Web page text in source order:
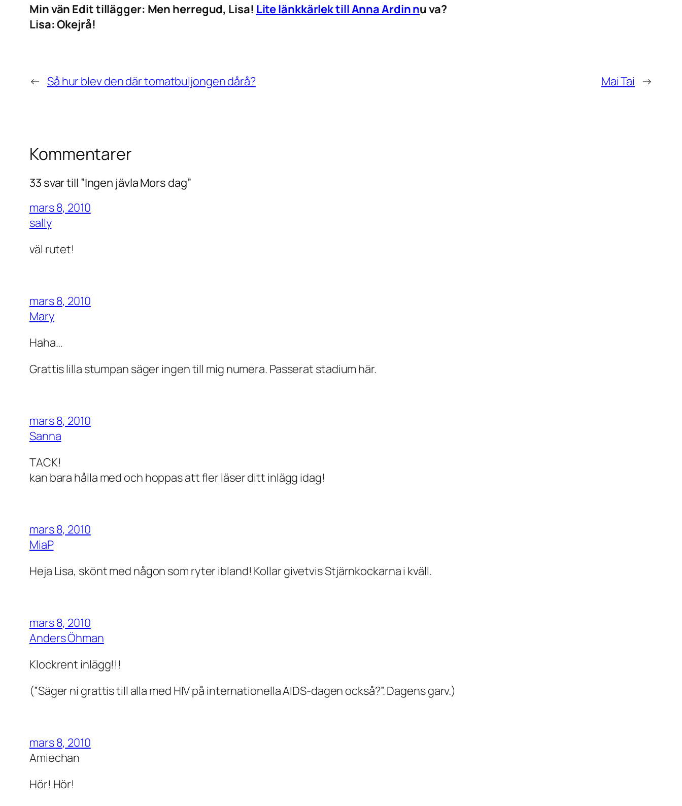
Min vän Edit tillägger: Men herregud, Lisa! Lite länkkärlek till Anna Ardin nu va?
Lisa: Okejrå!
← Så hur blev den där tomatbuljongen dårå? Mai Tai →
Kommentarer
33 svar till ”Ingen jävla Mors dag”
mars 8, 2010
sally
väl rutet!
mars 8, 2010
Mary
Haha…
Grattis lilla stumpan säger ingen till mig numera. Passerat stadium här.
mars 8, 2010
Sanna
TACK!
kan bara hålla med och hoppas att fler läser ditt inlägg idag!
mars 8, 2010
MiaP
Heja Lisa, skönt med någon som ryter ibland! Kollar givetvis Stjärnkockarna i kväll.
mars 8, 2010
Anders Öhman
Klockrent inlägg!!!
(”Säger ni grattis till alla med HIV på internationella AIDS-dagen också?”. Dagens garv.)
mars 8, 2010
Amiechan
Hör! Hör!